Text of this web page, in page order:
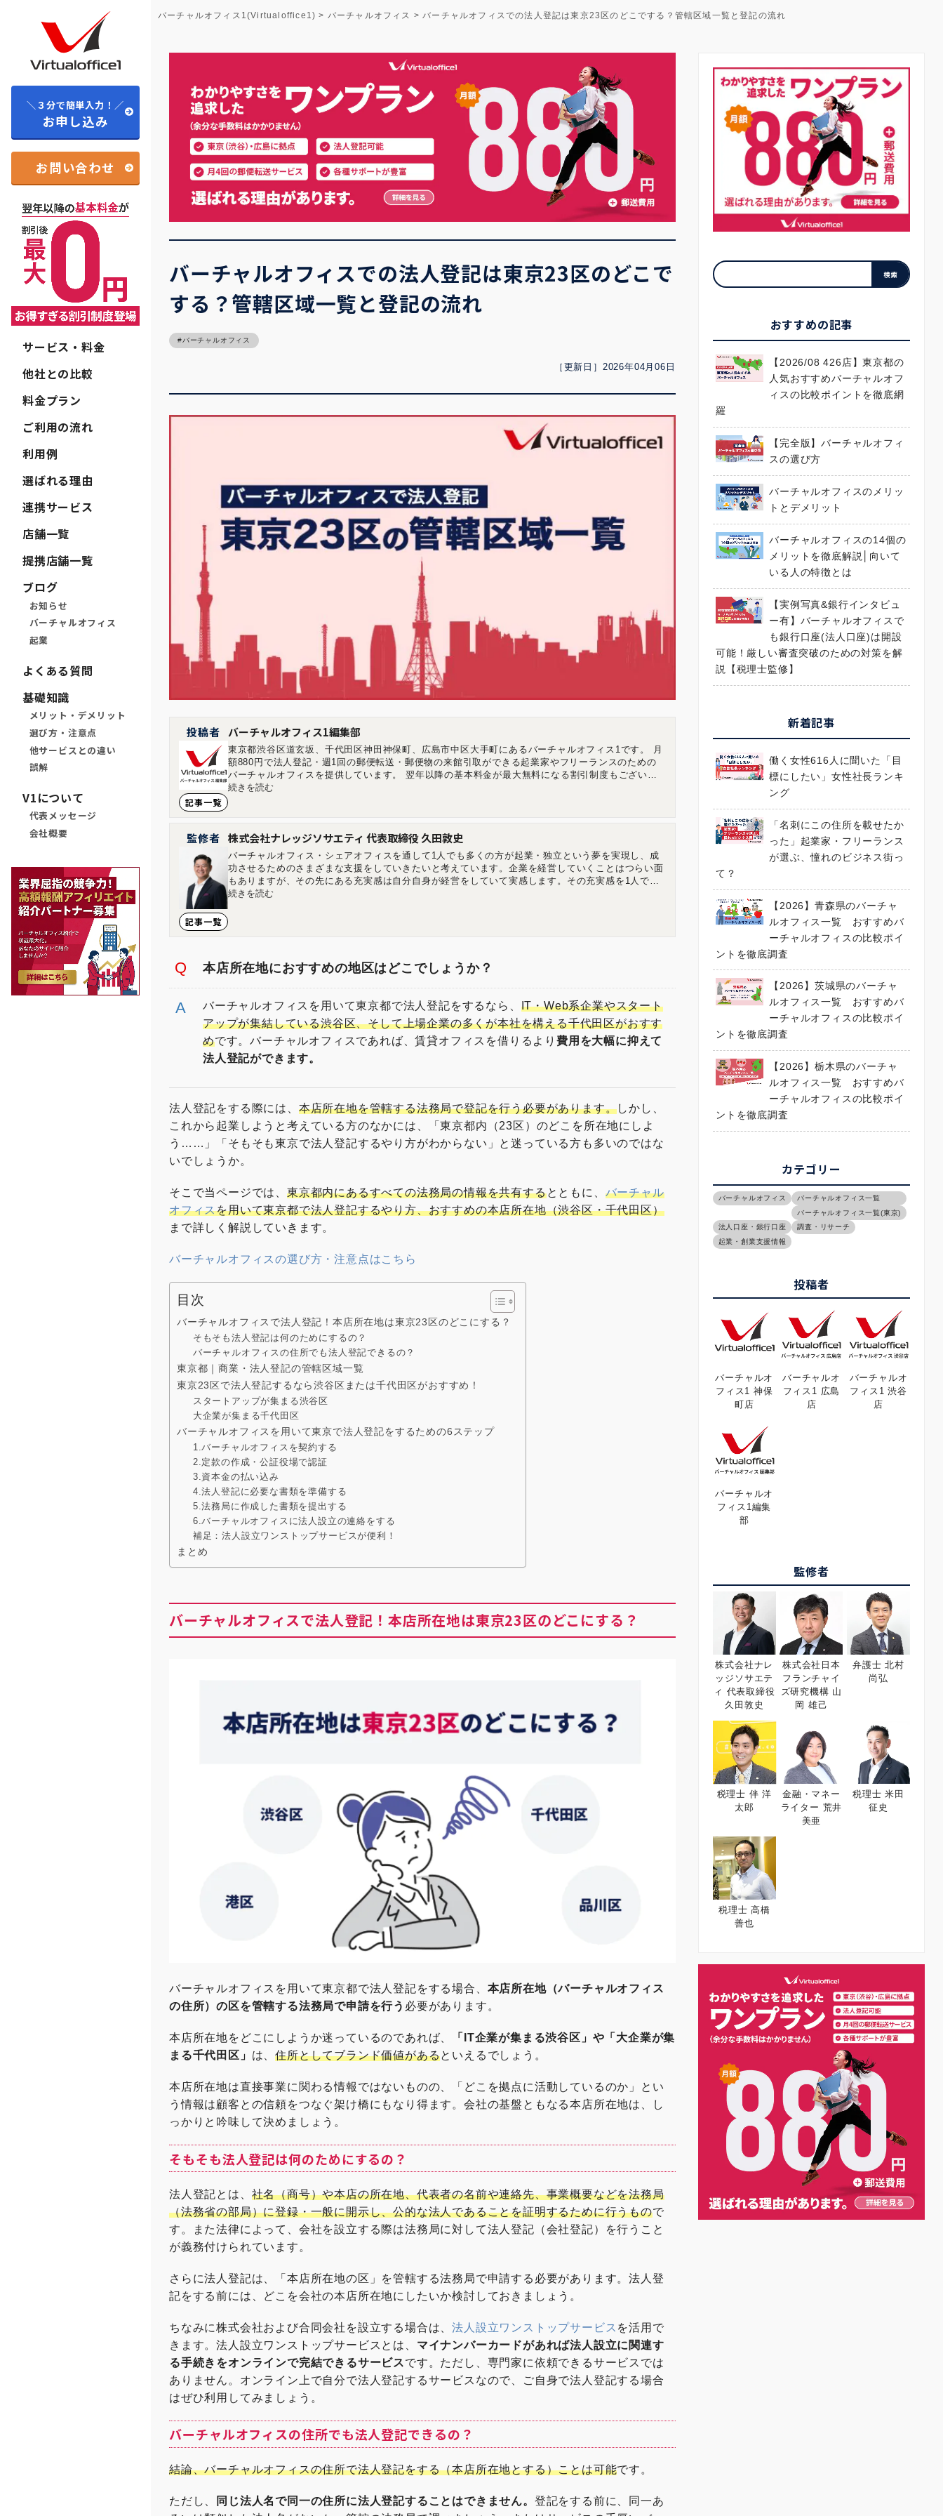
＼３分で簡単入力！／
お申し込み
お問い合わせ
サービス・料金
他社との比較
料金プラン
ご利用の流れ
利用例
選ばれる理由
連携サービス
店舗一覧
提携店舗一覧
ブログ
お知らせ
バーチャルオフィス
起業
よくある質問
基礎知識
メリット・デメリット
選び方・注意点
他サービスとの違い
誤解
V1について
代表メッセージ
会社概要
バーチャルオフィス1(Virtualoffice1) > バーチャルオフィス >バーチャルオフィスでの法人登記は東京23区のどこでする？管轄区域一覧と登記の流れ
バーチャルオフィスでの法人登記は東京23区のどこで
する？管轄区域一覧と登記の流れ
バーチャルオフィス
［更新日］2026年04月06日
投稿者
記事一覧
バーチャルオフィス1編集部
東京都渋谷区道玄坂、千代田区神田神保町、広島市中区大手町にあるバーチャルオフィス1です。 月
額880円で法人登記・週1回の郵便転送・郵便物の来館引取ができる起業家やフリーランスのための
バーチャルオフィスを提供しています。 翌年以降の基本料金が最大無料になる割引制度もございま
す。 ■店舗一覧 バーチャルオフィス1渋谷店 東京都渋谷区道玄坂1-16-6 二葉ビル8B バーチャルオフ
ィス1神保町店 東京都千代田区神田神保町2-10-31 IWビル1F バーチャルオフィス1広島店 広島県広
続きを読む
監修者
記事一覧
株式会社ナレッジソサエティ 代表取締役 久田敦史
バーチャルオフィス・シェアオフィスを通して1人でも多くの方が起業・独立という夢を実現し、成
功させるためのさまざまな支援をしていきたいと考えています。企業を経営していくことはつらい面
もありますが、その先にある充実感は自分自身が経営をしていて実感します。その充実感を1人でも
多くの方に味わっていただきたいと考えています。 2013年にジョインしたナレッジソサエティでは3
い経営を目指しています。 【学歴】 筑波大学中退 ゴールデンゲート大学大学院卒業(Master of
ナレッジソサエティ久田社長に聞いてみた 複業人事戦略会議 #2 ～週休4日制正社員！？多様な働き
Yahoo知恵袋 法人カード調査部 バーチャルオフィス1
続きを読む
本店所在地におすすめの地区はどこでしょうか？
バーチャルオフィスを用いて東京都で法人登記をするなら、 IT・Web系企業やスタート
アップが集結している渋谷区、そして上場企業の多くが本社を構える千代田区がおすす
めです。バーチャルオフィスであれば、賃貸オフィスを借りるより費用を大幅に抑えて
法人登記ができます。
法人登記をする際には、 本店所在地を管轄する法務局で登記を行う必要があります。しかし、
これから起業しようと考えている方のなかには、「東京都内（23区）のどこを所在地にしよ
う……」「そもそも東京で法人登記するやり方がわからない」と迷っている方も多いのではな
いでしょうか。
そこで当ページでは、 東京都内にあるすべての法務局の情報を共有するとともに、 バーチャル
オフィスを用いて東京都で法人登記するやり方、おすすめの本店所在地（渋谷区・千代田区）
まで詳しく解説していきます。
バーチャルオフィスの選び方・注意点はこちら
目次
バーチャルオフィスで法人登記！本店所在地は東京23区のどこにする？
そもそも法人登記は何のためにするの？
バーチャルオフィスの住所でも法人登記できるの？
東京都｜商業・法人登記の管轄区域一覧
東京23区で法人登記するなら渋谷区または千代田区がおすすめ！
スタートアップが集まる渋谷区
大企業が集まる千代田区
バーチャルオフィスを用いて東京で法人登記をするための6ステップ
1.バーチャルオフィスを契約する
2.定款の作成・公証役場で認証
3.資本金の払い込み
4.法人登記に必要な書類を準備する
5.法務局に作成した書類を提出する
6.バーチャルオフィスに法人設立の連絡をする
補足：法人設立ワンストップサービスが便利！
まとめ
バーチャルオフィスで法人登記！本店所在地は東京23区のどこにする？
バーチャルオフィスを用いて東京都で法人登記をする場合、 本店所在地（バーチャルオフィス
の住所）の区を管轄する法務局で申請を行う 必要があります。
本店所在地をどこにしようか迷っているのであれば、
「IT企業が集まる渋谷区」や「大企業が集
まる千代田区」 は、住所としてブランド価値があるといえるでしょう。
本店所在地は直接事業に関わる情報ではないものの、「どこを拠点に活動しているのか」とい
う情報は顧客との信頼をつなぐ架け橋にもなり得ます。会社の基盤ともなる本店所在地は、し
っかりと吟味して決めましょう。
そもそも法人登記は何のためにするの？
法人登記とは、 社名（商号）や本店の所在地、代表者の名前や連絡先、事業概要などを法務局
（法務省の部局）に登録・一般に開示し、公的な法人であることを証明するために行うもので
す。また法律によって、会社を設立する際は法務局に対して法人登記（会社登記）を行うこと
が義務付けられています。
さらに法人登記は、「本店所在地の区」を管轄する法務局で申請する必要があります。法人登
記をする前には、どこを会社の本店所在地にしたいか検討しておきましょう。
ちなみに株式会社および合同会社を設立する場合は、法人設立ワンストップサービス を活用で
きます。法人設立ワンストップサービスとは、 マイナンバーカードがあれば法人設立に関連す
る手続きをオンラインで完結できるサービスです。ただし、専門家に依頼できるサービスでは
ありません。オンライン上で自分で法人登記するサービスなので、ご自身で法人登記する場合
はぜひ利用してみましょう。
バーチャルオフィスの住所でも法人登記できるの？
結論、バーチャルオフィスの住所で法人登記をする（本店所在地とする）ことは可能です。
ただし、 同じ法人名で同一の住所に法人登記することはできません。 登記をする前に、同一あ
おすすめの記事
【2026/08 426店】東京都の
人気おすすめバーチャルオフ
ィスの比較ポイントを徹底網
羅
【完全版】バーチャルオフィ
スの選び方
バーチャルオフィスのメリッ
トとデメリット
バーチャルオフィスの14個の
メリットを徹底解説│向いて
いる人の特徴とは
【実例写真&銀行インタビュ
ー有】バーチャルオフィスで
も銀行口座(法人口座)は開設
可能！厳しい審査突破のための対策を解
説【税理士監修】
新着記事
働く女性616人に聞いた「目
標にしたい」女性社長ランキ
ング
「名刺にこの住所を載せたか
った」起業家・フリーランス
が選ぶ、憧れのビジネス街っ
て？
【2026】青森県のバーチャ
ルオフィス一覧 おすすめバ
ーチャルオフィスの比較ポイ
ントを徹底調査
【2026】茨城県のバーチャ
ルオフィス一覧 おすすめバ
ーチャルオフィスの比較ポイ
ントを徹底調査
【2026】栃木県のバーチャ
ルオフィス一覧 おすすめバ
ーチャルオフィスの比較ポイ
ントを徹底調査
カテゴリー
バーチャルオフィス
バーチャルオフィス一覧
バーチャルオフィス一覧(東京)
法人口座・銀行口座
調査・リサーチ
起業・創業支援情報
投稿者
バーチャルオ
フィス1 神保
町店
バーチャルオ
フィス1 広島
店
バーチャルオ
フィス1 渋谷
店
バーチャルオ
フィス1編集
部
監修者
株式会社ナレ
ッジソサエテ
ィ 代表取締役
久田敦史
株式会社日本
フランチャイ
ズ研究機構 山
岡 雄己
弁護士 北村
尚弘
税理士 伴 洋
太郎
金融・マネー
ライター 荒井
美亜
税理士 米田
征史
税理士 高橋
善也